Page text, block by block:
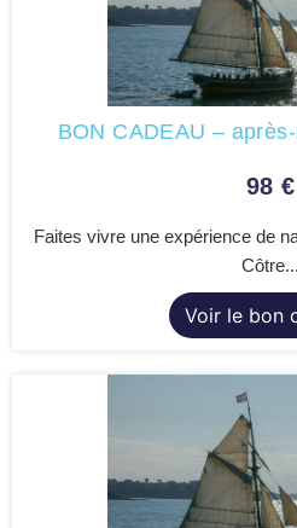
BON CADEAU –
98 €
Faites vivre une expérience de
Côtre...
Voir le bon